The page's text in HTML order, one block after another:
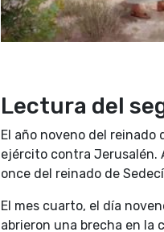
Lectura del
El año noveno del reinado
ejército contra Jerusalén.
once del reinado de
El mes cuarto, el día
abrieron una brecha en la